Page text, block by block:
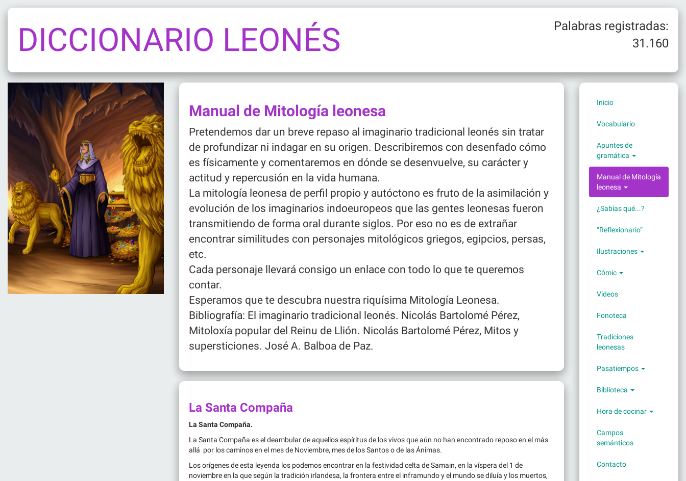
DICCIONARIO LEONÉS
Palabras registradas:
31.160
Manual de Mitología leonesa
Pretendemos dar un breve repaso al imaginario tradicional leonés sin tratar
de profundizar ni indagar en su origen. Describiremos con desenfado cómo
es físicamente y comentaremos en dónde se desenvuelve, su carácter y
actitud y repercusión en la vida humana.
La mitología leonesa de perfil propio y autóctono es fruto de la asimilación y
evolución de los imaginarios indoeuropeos que las gentes leonesas fueron
transmitiendo de forma oral durante siglos. Por eso no es de extrañar
encontrar similitudes con personajes mitológicos griegos, egipcios, persas,
etc.
Cada personaje llevará consigo un enlace con todo lo que te queremos
contar.
Esperamos que te descubra nuestra riquísima Mitología Leonesa.
Bibliografía: El imaginario tradicional leonés. Nicolás Bartolomé Pérez,
Mitoloxía popular del Reinu de Llión. Nicolás Bartolomé Pérez, Mitos y
supersticiones. José A. Balboa de Paz.
La Santa Compaña
La Santa Compaña.
La Santa Compaña es el deambular de aquellos espíritus de los vivos que aún no han encontrado reposo en el más
allá por los caminos en el mes de Noviembre, mes de los Santos o de las Ánimas.
Los orígenes de esta leyenda los podemos encontrar en la festividad celta de Samain, en la víspera del 1 de
noviembre en la que según la tradición irlandesa, la frontera entre el inframundo y el mundo se diluía y los muertos,
Inicio
Vocabulario
Apuntes de
gramática
Manual de Mitología
leonesa
¿Sabías qué...?
“Reflexionario”
Ilustraciones
Cómic
Videos
Fonoteca
Tradiciones
leonesas
Pasatiempos
Biblioteca
Hora de cocinar
Campos
semánticos
Contacto